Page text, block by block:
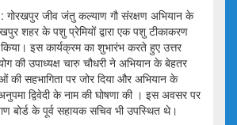
गोरखपुर जीव जंतु कल्याण गौ संरक्षण अभियान के
शहर के पशु प्रेमियों द्वारा एक पशु टीकाकरण
इस कार्यक्रम का शुभारंभ करते हुए उत्तर
की उपाध्यक्ष चारु चौधरी ने अभियान के बेहतर
की सहभागिता पर जोर दिया और अभियान के
द्विवेदी के नाम की घोषणा की । इस अवसर पर
बोर्ड के पूर्व सहायक सचिव भी उपस्थित थे।